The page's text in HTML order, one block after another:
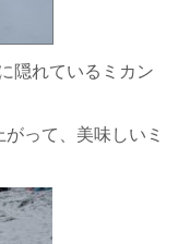
隠れているミカン
って、美味しいミ